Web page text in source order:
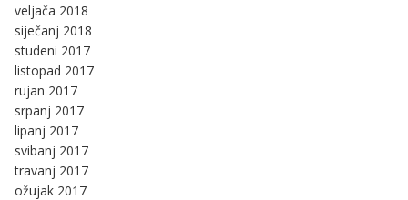
veljača 2018
siječanj 2018
studeni 2017
listopad 2017
rujan 2017
srpanj 2017
lipanj 2017
svibanj 2017
travanj 2017
ožujak 2017